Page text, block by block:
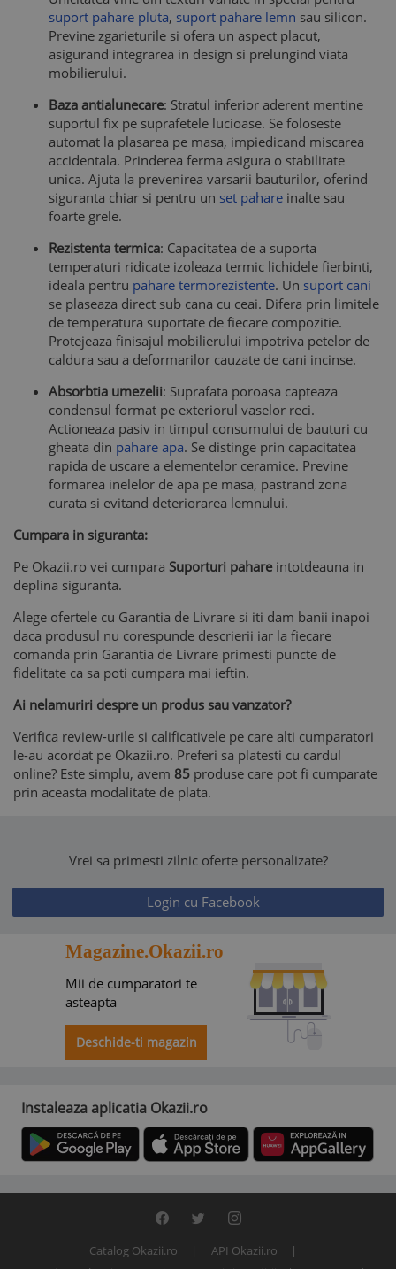
suport pahare pluta, suport pahare lemn sau silicon.
Previne zgarieturile si ofera un aspect placut,
asigurand integrarea in design si prelungind viata
mobilierului.
Baza antialunecare: Stratul inferior aderent mentine
suportul fix pe suprafetele lucioase. Se foloseste
automat la plasarea pe masa, impiedicand miscarea
accidentala. Prinderea ferma asigura o stabilitate
unica. Ajuta la prevenirea varsarii bauturilor, oferind
siguranta chiar si pentru un set pahare inalte sau
foarte grele.
Rezistenta termica: Capacitatea de a suporta
temperaturi ridicate izoleaza termic lichidele fierbinti,
ideala pentru pahare termorezistente. Un suport cani
se plaseaza direct sub cana cu ceai. Difera prin limitele
de temperatura suportate de fiecare compozitie.
Protejeaza finisajul mobilierului impotriva petelor de
caldura sau a deformarilor cauzate de cani incinse.
Absorbtia umezelii: Suprafata poroasa capteaza
condensul format pe exteriorul vaselor reci.
Actioneaza pasiv in timpul consumului de bauturi cu
gheata din pahare apa. Se distinge prin capacitatea
rapida de uscare a elementelor ceramice. Previne
formarea inelelor de apa pe masa, pastrand zona
curata si evitand deteriorarea lemnului.
Cumpara in siguranta:
Pe Okazii.ro vei cumpara Suporturi pahareintotdeauna in
deplina siguranta.
Alege ofertele cu Garantia de Livrare si iti dam banii inapoi
daca produsul nu corespunde descrierii iar la fiecare
comanda prin Garantia de Livrare primesti puncte de
fidelitate ca sa poti cumpara mai ieftin.
Ai nelamuriri despre un produs sau vanzator?
Verifica review-urile si calificativele pe care alti cumparatori
le-au acordat pe Okazii.ro. Preferi sa platesti cu cardul
online? Este simplu, avem 85 produse care pot fi cumparate
prin aceasta modalitate de plata.
Vrei sa primesti zilnic oferte personalizate?
Login cu Facebook
Magazine.Okazii.ro
Mii de cumparatori te
asteapta
Deschide-ti magazin
Instaleaza aplicatia Okazii.ro
Catalog Okazii.ro
API Okazii.ro